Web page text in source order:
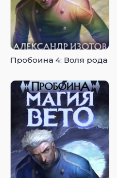
Пробоина 4: Воля рода